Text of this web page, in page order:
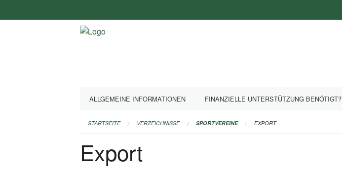
überspringen
ALLGEMEINE INFORMATIONEN FINANZIELLE UNTERSTÜTZUNG BENÖTIGT?
STARTSEITE VERZEICHNISSE SPORTVEREINE EXPORT
Export